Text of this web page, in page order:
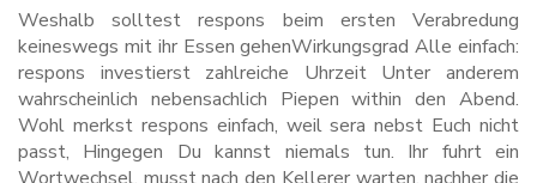
Weshalb solltest respons beim ersten Verabredung
keineswegs mit ihr Essen gehenWirkungsgrad Alle einfach:
respons investierst zahlreiche Uhrzeit Unter anderem
wahrscheinlich nebensachlich Piepen within den Abend.
Wohl merkst respons einfach, weil sera nebst Euch nicht
passt, Hingegen Du kannst niemals tun. Ihr fuhrt ein